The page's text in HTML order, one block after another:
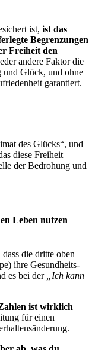
ist, ist das
Begrenzungen
Freiheit den
andere Faktor die
und Glück, und ohne
garantiert.
des Glücks“, und
diese Freiheit
der Bedrohung und
Leben nutzen
die dritte oben
ihre Gesundheits-
es bei der
„Ich kann
ist wirklich
für einen